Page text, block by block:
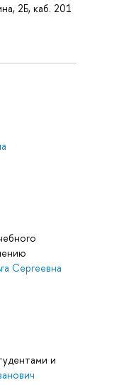
2Б, каб. 201
Сергеевна
и